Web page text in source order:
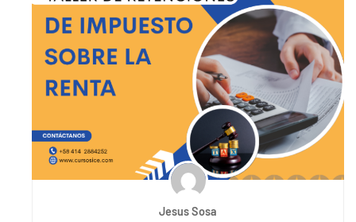
Jesus Sosa